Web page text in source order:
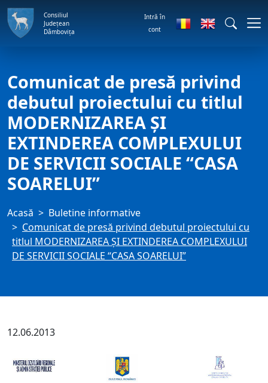
Consiliul
Județean
Dâmbovița
Intră în
cont
Comunicat de presă privind
debutul proiectului cu titlul
MODERNIZAREA ŞI
EXTINDEREA COMPLEXULUI
DE SERVICII SOCIALE “CASA
SOARELUI”
Acasă
Buletine informative
Comunicat de presă privind debutul proiectului cu
titlul MODERNIZAREA ŞI EXTINDEREA COMPLEXULUI
DE SERVICII SOCIALE “CASA SOARELUI”
12.06.2013